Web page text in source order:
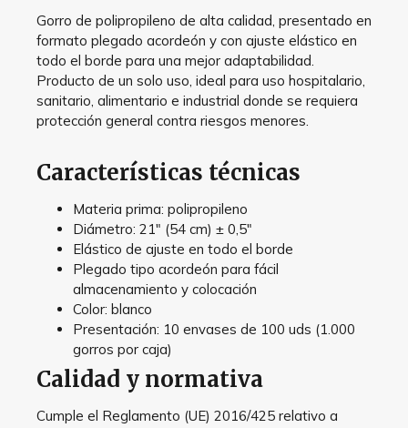
Gorro de polipropileno de alta calidad, presentado en
formato plegado acordeón y con ajuste elástico en
todo el borde para una mejor adaptabilidad.
Producto de un solo uso, ideal para uso hospitalario,
sanitario, alimentario e industrial donde se requiera
protección general contra riesgos menores.
Características técnicas
Materia prima: polipropileno
Diámetro: 21″ (54 cm) ± 0,5″
Elástico de ajuste en todo el borde
Plegado tipo acordeón para fácil
almacenamiento y colocación
Color: blanco
Presentación: 10 envases de 100 uds (1.000
gorros por caja)
Calidad y normativa
Cumple el Reglamento (UE) 2016/425 relativo a